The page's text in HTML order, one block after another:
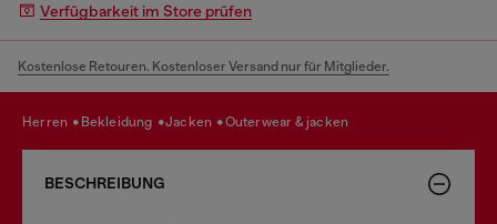
Verfügbarkeit im Store prüfen
Kostenlose Retouren. Kostenloser Versand nur für Mitglieder.
herren bekleidung jacken outerwear & jacken
BESCHREIBUNG